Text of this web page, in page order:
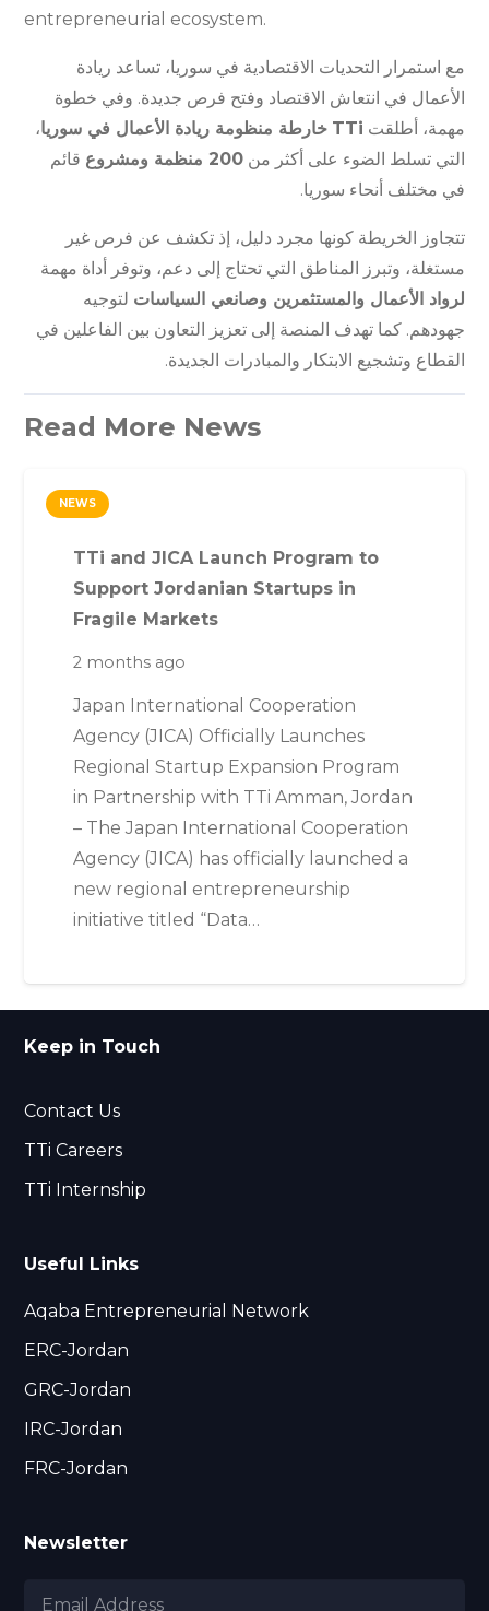
entrepreneurial ecosystem.
مع استمرار التحديات الاقتصادية في سوريا، تساعد ريادة
الأعمال في انتعاش الاقتصاد وفتح فرص جديدة. وفي خطوة
مهمة، أطلقت TTi خارطة منظومة ريادة الأعمال في سوريا،
التي تسلط الضوء على أكثر من200 منظمة ومشروع
قائم
في مختلف أنحاء سوريا.
تتجاوز الخريطة كونها مجرد دليل، إذ تكشف عن فرص غير
مستغلة، وتبرز المناطق التي تحتاج إلى دعم، وتوفر أداة مهمة
لرواد الأعمال والمستثمرين وصانعي السياسات لتوجيه
جهودهم. كما تهدف المنصة إلى تعزيز التعاون بين الفاعلين في
القطاع وتشجيع الابتكار والمبادرات الجديدة.
Read More News
NEWS
TTi and JICA Launch Program to
Support Jordanian Startups in
Fragile Markets
2 months ago
Japan International Cooperation
Agency (JICA) Officially Launches
Regional Startup Expansion Program
in Partnership with TTi Amman, Jordan
– The Japan International Cooperation
Agency (JICA) has officially launched a
new regional entrepreneurship
initiative titled “Data…
Keep in Touch
Contact Us
TTi Careers
TTi Internship
Useful Links
Aqaba Entrepreneurial Network
ERC-Jordan
GRC-Jordan
IRC-Jordan
FRC-Jordan
Newsletter
Email